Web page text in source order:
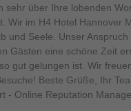
sehr über Ihre lobenden
Wir im H4 Hotel Hannover
und Seele. Unser
Gästen eine schöne Zeit
gut gelungen ist. Wir
Beste Grüße, Ihr
- Online Reputation